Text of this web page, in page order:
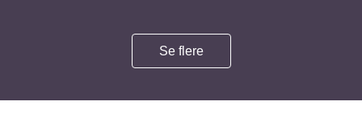
Se flere